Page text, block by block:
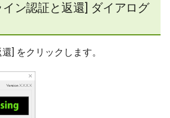
イン認証と返還] ダイアログ
] をクリックします。